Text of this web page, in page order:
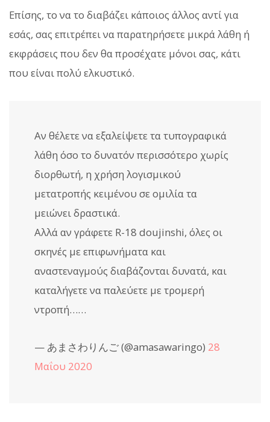
Επίσης, το να το διαβάζει κάποιος άλλος αντί για
εσάς, σας επιτρέπει να παρατηρήσετε μικρά λάθη ή
εκφράσεις που δεν θα προσέχατε μόνοι σας, κάτι
που είναι πολύ ελκυστικό.
Αν θέλετε να εξαλείψετε τα τυπογραφικά
λάθη όσο το δυνατόν περισσότερο χωρίς
διορθωτή, η χρήση λογισμικού
μετατροπής κειμένου σε ομιλία τα
μειώνει δραστικά.
Αλλά αν γράφετε R-18 doujinshi, όλες οι
σκηνές με επιφωνήματα και
αναστεναγμούς διαβάζονται δυνατά, και
καταλήγετε να παλεύετε με τρομερή
ντροπή……
— あまさわりんご (@amasawaringo) 28
Μαΐου 2020